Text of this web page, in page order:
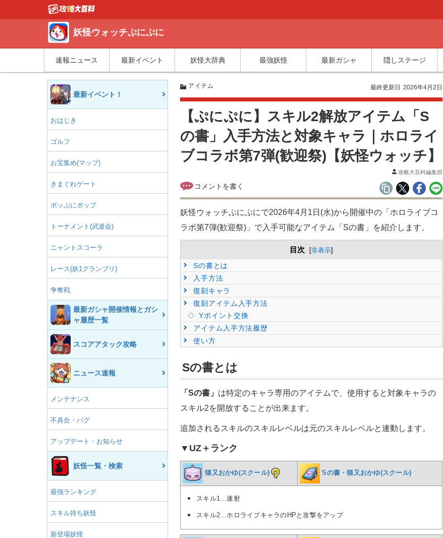
妖怪ウォッチぷにぷに
速報ニュース 最新イベント 妖怪大辞典 最強妖怪 最新ガシャ 隠しステージ
最新イベント！
おはじき
ゴルフ
お宝集め(マップ)
きまぐれゲート
ポッぷにポップ
トーナメント(武道会)
ニャントスコーラ
レース(妖1グランプリ)
争奪戦
最新ガシャ開催情報とガシ
ャ履歴一覧
スコアアタック攻略
ニュース速報
メンテナンス
不具合・バグ
アップデート・お知らせ
妖怪一覧・検索
最強ランキング
スキル持ち妖怪
新登場妖怪
アイテム 最終更新日 2026年4月2日
【ぷにぷに】スキル2解放アイテム「S
の書」入手方法と対象キャラ｜ホロライ
ブコラボ第7弾(歓迎祭)【妖怪ウォッチ】
攻略大百科編集部
妖怪ウォッチぷにぷにで2026年4月1日(水)から開催中の「ホロライブコ
ラボ第7弾(歓迎祭)」で入手可能なアイテム「Sの書」を紹介します。
目次 [非表示]
Sの書とは
入手方法
復刻キャラ
復刻アイテム入手方法
Yポイント交換
アイテム入手方法履歴
使い方
Sの書とは
「Sの書」 は特定のキャラ専用のアイテムで、使用すると対象キャラの
スキル2を開放することが出来ます。
追加されるスキルのスキルレベルは元のスキルレベルと連動します。
▼UZ＋ランク
猫又おかゆ(スクール) Sの書・猫又おかゆ(スクール)
スキル1…速射
スキル2…ホロライブキャラのHPと攻撃をアップ